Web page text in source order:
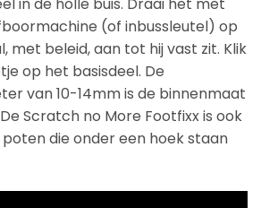
in de holle buis. Draai het met
(of inbussleutel) op
met beleid, aan tot hij vast zit. Klik
op het basisdeel. De
van 10-14mm is de binnenmaat
Scratch no More Footfixx is ook
die onder een hoek staan